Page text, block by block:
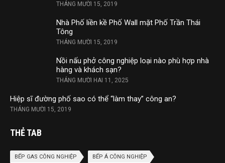
THÁNG MƯỜI 15, 2019
Nhà Phố liền kề Phố Wall mặt Phố Trần Thái
Tông
THÁNG MƯỜI 15, 2019
Nồi nấu phở công nghiệp loại nào phù hợp nhà
hàng và khách sạn?
THÁNG MƯỜI HAI 11, 2025
Hiệp sĩ đường phố sao có thể “làm thay” công an?
THÁNG MƯỜI 15, 2019
THẺ TAB
BẾP GAS CÔNG NGHIỆP BẾP Á CÔNG NGHIỆP